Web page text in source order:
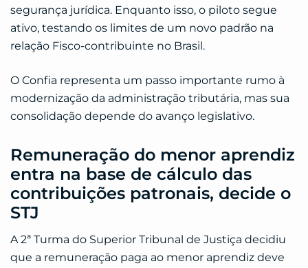
segurança jurídica. Enquanto isso, o piloto segue
ativo, testando os limites de um novo padrão na
relação Fisco-contribuinte no Brasil.
O Confia representa um passo importante rumo à
modernização da administração tributária, mas sua
consolidação depende do avanço legislativo.
Remuneração do menor aprendiz
entra na base de cálculo das
contribuições patronais, decide o
STJ
A 2ª Turma do Superior Tribunal de Justiça decidiu
que a remuneração paga ao menor aprendiz deve